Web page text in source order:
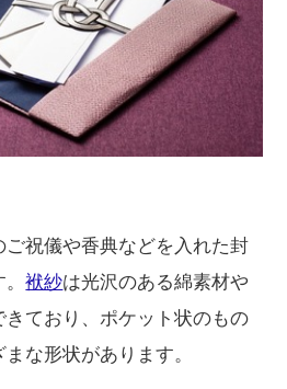
ご祝儀や香典などを入れた封
。袱紗は光沢のある綿素材や
ており、ポケット状のもの
な形状があります。